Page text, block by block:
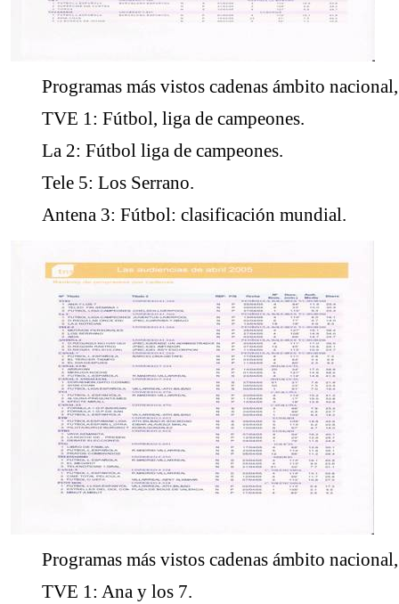
Programas más vistos cadenas ámbito
TVE 1: Fútbol, liga de campeones.
La 2: Fútbol liga de campeones.
Tele 5: Los Serrano.
Antena 3: Fútbol: clasificación mundial.
Programas más vistos cadenas ámbito
TVE 1: Ana y los 7.